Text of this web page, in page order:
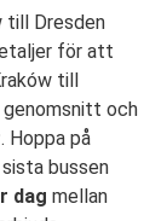
till Dresden
för att
till
genomsnitt och
. Hoppa på
bussen
dag mellan